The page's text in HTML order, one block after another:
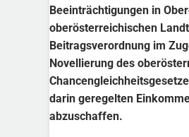
Beeinträchtigungen in
oberösterreichischen
Beitragsverordnung im
Novellierung des
darin geregelten
abzuschaffen.